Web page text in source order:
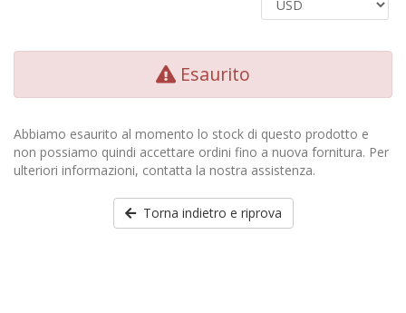
Esaurito
Abbiamo esaurito al momento lo stock di questo prodotto e
non possiamo quindi accettare ordini fino a nuova fornitura. Per
ulteriori informazioni, contatta la nostra assistenza.
Torna indietro e riprova